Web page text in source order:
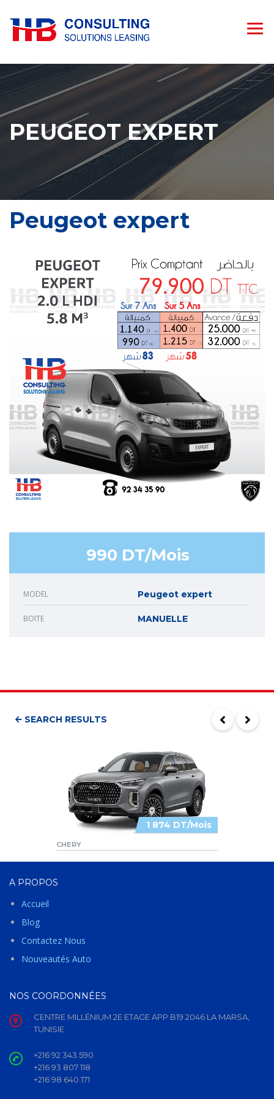
PEUGEOT EXPERT
Peugeot expert
990 DT/Mois
MODEL Peugeot expert
BOITE MANUELLE
SEARCH RESULTS
1 874 DT/Mois
CHERY
A PROPOS
Accueil
Blog
Contactez Nous
Nouveautés Auto
NOS COORDONNÉES
CENTRE MILLÉNIUM 2E ETAGE APP B19 2046 LA MARSA,
TUNISIE
+216 92 343 590
+216 93 807 118
+216 98 640 171